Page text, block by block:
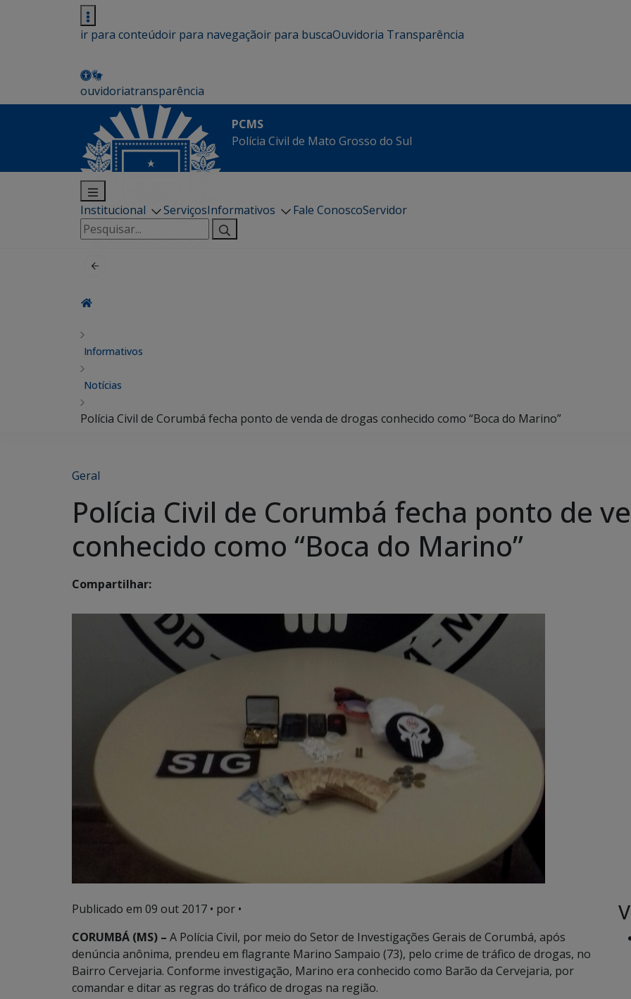
ir para conteúdoir para navegaçãoir para buscaOuvidoria Transparência
ouvidoriatransparência
PCMS
Polícia Civil de Mato Grosso do Sul
Institucional ServiçosInformativos Fale ConoscoServidor
Pesquisar
por:
Informativos
Notícias
Polícia Civil de Corumbá fecha ponto de venda de drogas conhecido como “Boca do Marino”
Geral
Polícia Civil de Corumbá fecha ponto de
conhecido como “Boca do Marino”
Compartilhar:
Publicado em 09 out 2017 • por •
CORUMBÁ (MS) – A Polícia Civil, por meio do Setor de Investigações Gerais de Corumbá, após
denúncia anônima, prendeu em flagrante Marino Sampaio (73), pelo crime de tráfico de drogas, no
Bairro Cervejaria. Conforme investigação, Marino era conhecido como Barão da Cervejaria, por
comandar e ditar as regras do tráfico de drogas na região.